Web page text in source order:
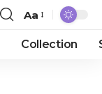
Aa
Collection